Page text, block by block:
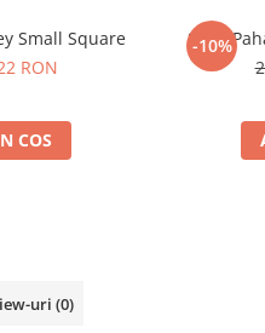
Small Square
RON
COS
-10%
Set 6
uri (0)